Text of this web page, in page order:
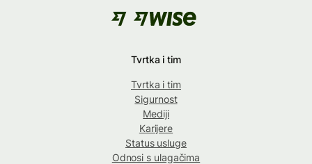
Tvrtka i tim
Tvrtka i tim
Sigurnost
Mediji
Karijere
Status usluge
Odnosi s ulagačima